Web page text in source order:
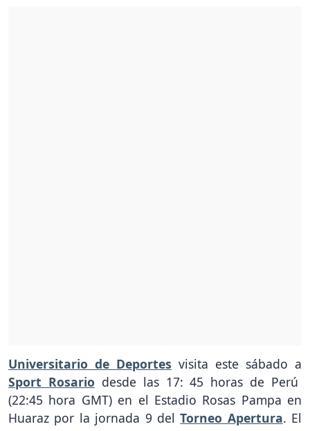
Universitario de Deportes visita este sábado a
Sport Rosario desde las 17: 45 horas de Perú
(22:45 hora GMT) en el Estadio Rosas Pampa en
Huaraz por la jornada 9 delTorneo Apertura. El